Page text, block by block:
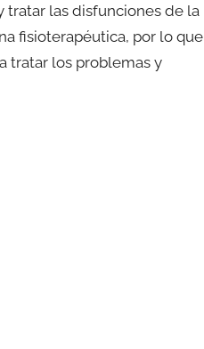
tratar las disfunciones de la
fisioterapéutica, por lo que
tratar los problemas y